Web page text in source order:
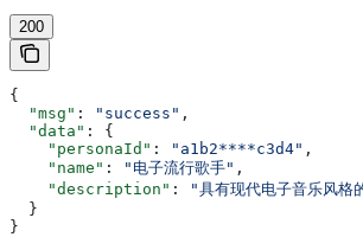
200
{
  "msg"
: "success" ,
  "data"
: {
    "personaId"
: "a1b2****c3d4" ,
    "name"
: "电子流行歌手" ,
    "description"
:
"具有现代电子音乐风格
  }
}